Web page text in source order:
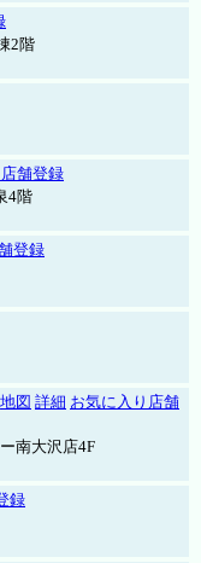
2階
舗登録
4階
登録
地図 詳細 お気に入り店舗
南大沢店4F
録